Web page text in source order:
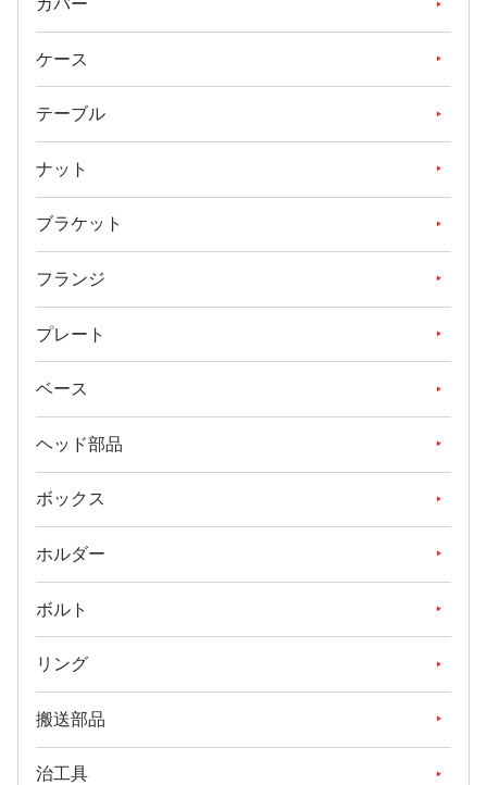
カバー
ケース
テーブル
ナット
ブラケット
フランジ
プレート
ベース
ヘッド部品
ボックス
ホルダー
ボルト
リング
搬送部品
治工具